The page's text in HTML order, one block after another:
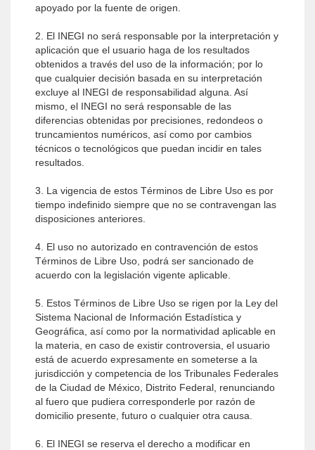
apoyado por la fuente de origen.
2. El INEGI no será responsable por la interpretación y
aplicación que el usuario haga de los resultados
obtenidos a través del uso de la información; por lo
que cualquier decisión basada en su interpretación
excluye al INEGI de responsabilidad alguna. Así
mismo, el INEGI no será responsable de las
diferencias obtenidas por precisiones, redondeos o
truncamientos numéricos, así como por cambios
técnicos o tecnológicos que puedan incidir en tales
resultados.
3. La vigencia de estos Términos de Libre Uso es por
tiempo indefinido siempre que no se contravengan las
disposiciones anteriores.
4. El uso no autorizado en contravención de estos
Términos de Libre Uso, podrá ser sancionado de
acuerdo con la legislación vigente aplicable.
5. Estos Términos de Libre Uso se rigen por la Ley del
Sistema Nacional de Información Estadística y
Geográfica, así como por la normatividad aplicable en
la materia, en caso de existir controversia, el usuario
está de acuerdo expresamente en someterse a la
jurisdicción y competencia de los Tribunales Federales
de la Ciudad de México, Distrito Federal, renunciando
al fuero que pudiera corresponderle por razón de
domicilio presente, futuro o cualquier otra causa.
6. El INEGI se reserva el derecho a modificar en